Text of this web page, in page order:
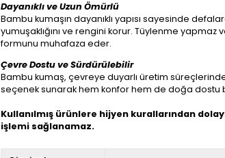
Dayanıklı ve Uzun Ömürlü
Bambu kumaşın dayanıklı yapısı sayesinde
yumuşaklığını ve rengini korur. Tüylenme yapmaz
formunu muhafaza eder.
Çevre Dostu ve Sürdürülebilir
Bambu kumaş, çevreye duyarlı üretim
seçenek sunarak hem konfor hem de doğa dostu
Kullanılmış ürünlere hijyen kurallarından
işlemi sağlanamaz.